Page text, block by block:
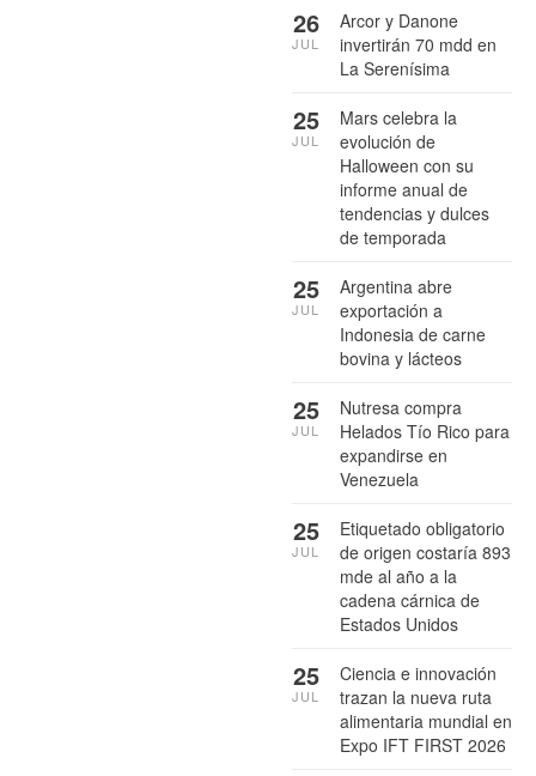
Arcor y Danone
invertirán 70 mdd en
La Serenísima
26
JUL
Mars celebra la
evolución de
Halloween con su
informe anual de
tendencias y dulces
de temporada
25
JUL
Argentina abre
exportación a
Indonesia de carne
bovina y lácteos
25
JUL
Nutresa compra
Helados Tío Rico para
expandirse en
Venezuela
25
JUL
Etiquetado obligatorio
de origen costaría 893
mde al año a la
cadena cárnica de
Estados Unidos
25
JUL
Ciencia e innovación
trazan la nueva ruta
alimentaria mundial en
Expo IFT FIRST 2026
25
JUL